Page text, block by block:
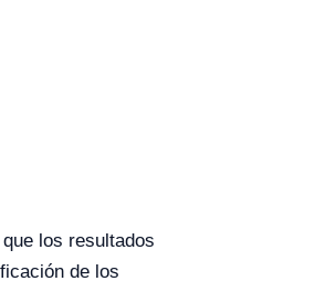
los resultados
de los